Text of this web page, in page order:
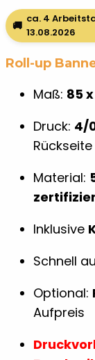
🚚
ca. 4
13.08.2026
Roll-up
Maß: 85
Druck: 4/
Material:
Inklusive
Schnell
Optional:
Aufpreis